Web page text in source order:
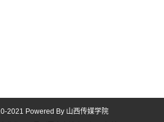
2021 Powered By 山西传媒学院